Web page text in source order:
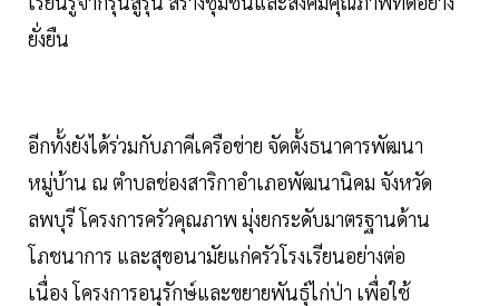
ยั่งยืน
อีกทั้งยังได้ร่วมกับภาคีเครือข่าย จัดตั้งธนาคารพัฒนา
หมู่บ้าน ณ ตำบลช่องสาริกาอำเภอพัฒนานิคม จังหวัด
ลพบุรี โครงการครัวคุณภาพ มุ่งยกระดับมาตรฐานด้าน
โภชนาการ และสุขอนามัยแก่ครัวโรงเรียนอย่างต่อ
เนื่อง โครงการอนุรักษ์และขยายพันธุ์ไก่ป่า เพื่อใช้